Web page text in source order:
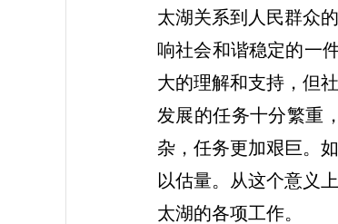
太湖关系到人民群众
响社会和谐稳定的一
大的理解和支持，但
发展的任务十分繁重
杂，任务更加艰巨。
以估量。从这个意义
太湖的各项工作。